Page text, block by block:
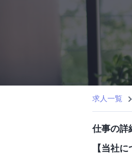
求人一覧
仕事の詳
【当社に